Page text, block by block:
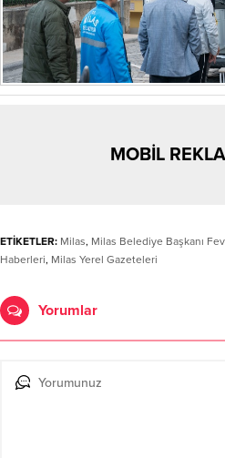
MOBİL
ETİKETLER: Milas, Milas Belediye Başkanı
Haberleri, Milas Yerel Gazeteleri
Yorumlar